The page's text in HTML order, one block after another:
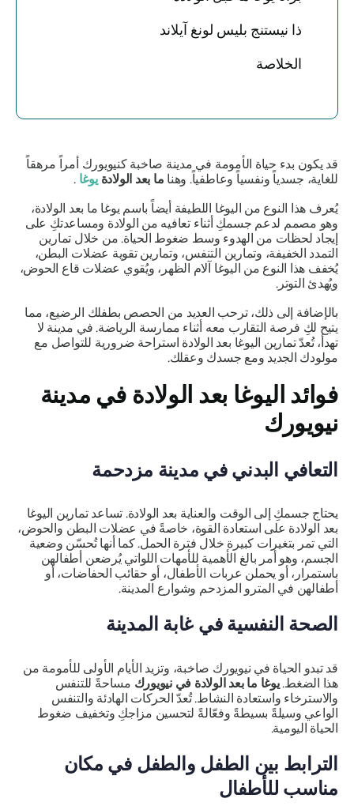
ذا نيستنج بليس لونغ آيلاند
الخلاصة
قد يكون بدء حياة الأمومة في مدينة صاخبة كنيويورك أمراً مرهقاً
للغاية، جسدياً ونفسياً وعاطفياً. وهناما بعد الولادةيوغا.
يُعرف هذا النوع من اليوغا اللطيفة أيضاً باسم يوغا ما بعد الولادة،
وهو مصمم لدعم جسمكِ أثناء تعافيه من الولادة ومساعدتكِ على
إيجاد لحظات من الهدوء وسط ضغوط الحياة. من خلال تمارين
التمدد الخفيفة، وتمارين التنفس، وتمارين تقوية عضلات البطن،
يُخفف هذا النوع من اليوغا آلام الظهر، ويُقوي عضلات قاع الحوض،
ويُهدئ التوتر.
بالإضافة إلى ذلك، ترحب العديد من الحصص بطفلك الرضيع، مما
يتيح لكِ فرصة التقارب معه أثناء ممارسة الرياضة. في مدينة لا
تهدأ، تُعدّ تمارين اليوغا بعد الولادة استراحة ضرورية للتواصل مع
مولودك الجديد ومع جسدك وعقلك.
فوائد اليوغا بعد الولادة في مدينة
نيويورك
التعافي البدني في مدينة مزدحمة
يحتاج جسمكِ إلى الوقت والعناية بعد الولادة. تساعد تمارين اليوغا
بعد الولادة على استعادة القوة، خاصةً في عضلات البطن والحوض،
التي تمر بتغيرات كبيرة خلال فترة الحمل. كما أنها تُحسّن وضعية
الجسم، وهو أمر بالغ الأهمية للأمهات اللواتي يُرضعن أطفالهن
باستمرار، أو يحملن عربات الأطفال، أو حقائب الحفاضات، أو
أطفالهن في المترو المزدحم وشوارع المدينة.
الصحة النفسية في غابة المدينة
قد تبدو الحياة في نيويورك صاخبة، وتزيد الأيام الأولى للأمومة من
هذا الضغط.يوغا ما بعد الولادة في نيويوركمساحةً للتنفس
والاسترخاء واستعادة النشاط. تُعدّ الحركات الهادئة والتنفس
الواعي وسيلةً بسيطةً وفعّالةً لتحسين مزاجكِ وتخفيف ضغوط
الحياة اليومية.
الترابط بين الطفل والطفل في مكان
مناسب للأطفال